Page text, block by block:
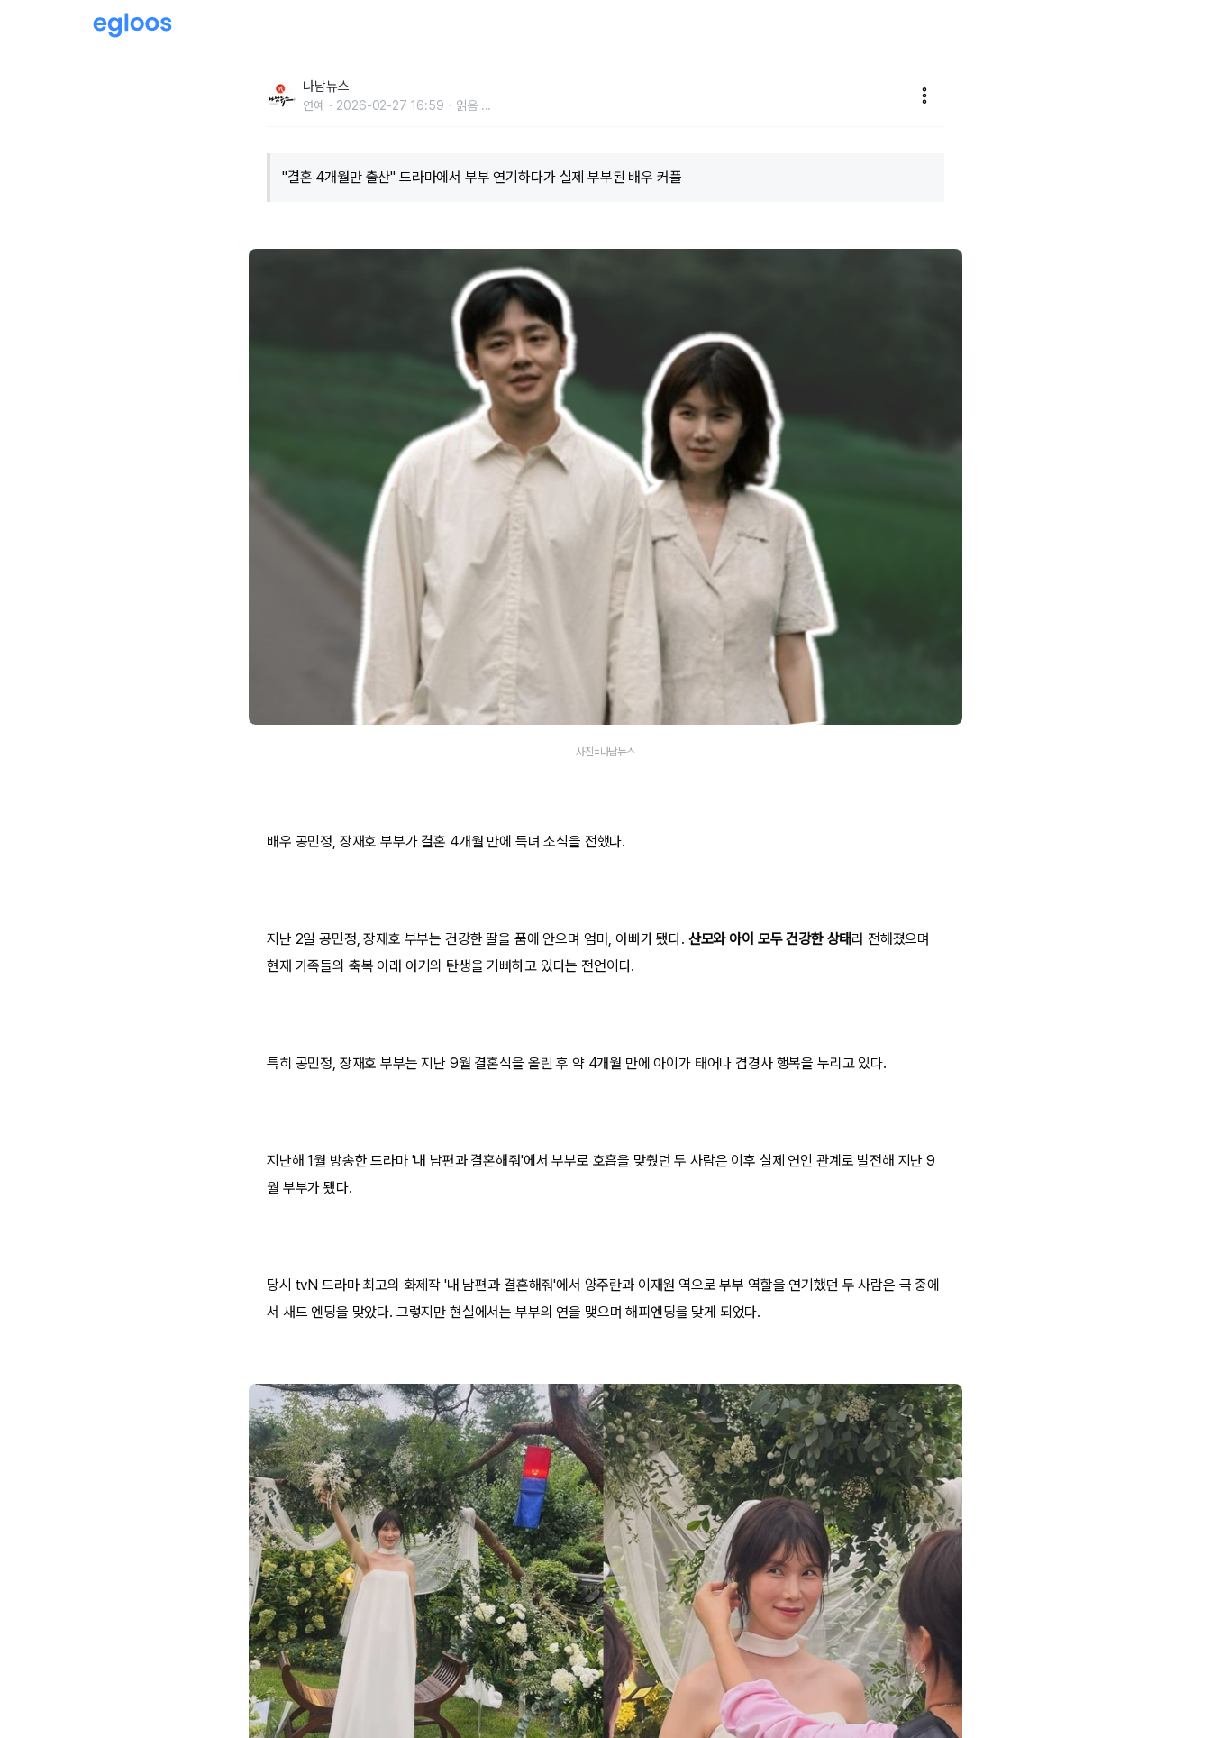
나남뉴스
연예 2026-02-27 16:59 읽음 ...
"결혼 4개월만 출산" 드라마에서 부부 연기하다가 실제 부부된 배우 커플
사진=나남뉴스
배우 공민정, 장재호 부부가 결혼 4개월 만에 득녀 소식을 전했다.
지난 2일 공민정, 장재호 부부는 건강한 딸을 품에 안으며 엄마, 아빠가 됐다. 산모와 아이 모두 건강한 상태라 전해졌으며
현재 가족들의 축복 아래 아기의 탄생을 기뻐하고 있다는 전언이다.
특히 공민정, 장재호 부부는 지난 9월 결혼식을 올린 후 약 4개월 만에 아이가 태어나 겹경사 행복을 누리고 있다.
지난해 1월 방송한 드라마 '내 남편과 결혼해줘'에서 부부로 호흡을 맞췄던 두 사람은 이후 실제 연인 관계로 발전해 지난 9
월 부부가 됐다.
당시 tvN 드라마 최고의 화제작 '내 남편과 결혼해줘'에서 양주란과 이재원 역으로 부부 역할을 연기했던 두 사람은 극 중에
서 새드 엔딩을 맞았다. 그렇지만 현실에서는 부부의 연을 맺으며 해피엔딩을 맞게 되었다.